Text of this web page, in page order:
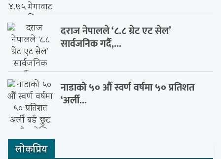
दराज नेपालले ‘८.८ ग्रेट एट सेल’
सार्वजनिक गर्दै,...
नाडाको ५० औँ स्वर्ण वर्षमा ५० प्रतिशत
‘अर्ली...
लाेकप्रिय